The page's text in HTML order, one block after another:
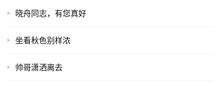
晓舟同志，有您真好
坐看秋色别样浓
帅哥潇洒离去